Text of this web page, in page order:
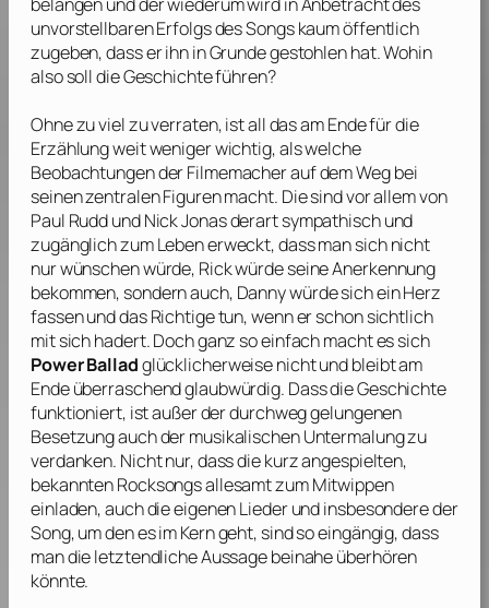
unvorstellbaren Erfolgs des Songs kaum öffentlich
zugeben, dass er ihn in Grunde gestohlen hat. Wohin
also soll die Geschichte führen?
Ohne zu viel zu verraten, ist all das am Ende für die
Erzählung weit weniger wichtig, als welche
Beobachtungen der Filmemacher auf dem Weg bei
seinen zentralen Figuren macht. Die sind vor allem von
Paul RuddundNick Jonasderart sympathisch und
zugänglich zum Leben erweckt, dass man sich nicht
nur wünschen würde, Rick würde seine Anerkennung
bekommen, sondern auch, Danny würde sich ein Herz
fassen und das Richtige tun, wenn er schon sichtlich
mit sich hadert. Doch ganz so einfach macht es sich
Power Balladglücklicherweise nicht und bleibt am
Ende überraschend glaubwürdig. Dass die Geschichte
funktioniert, ist außer der durchweg gelungenen
Besetzung auch der musikalischen Untermalung zu
verdanken. Nicht nur, dass die kurz angespielten,
bekannten Rocksongs allesamt zum Mitwippen
einladen, auch die eigenen Lieder und insbesondere der
Song, um den es im Kern geht, sind so eingängig, dass
man die letztendliche Aussage beinahe überhören
könnte.